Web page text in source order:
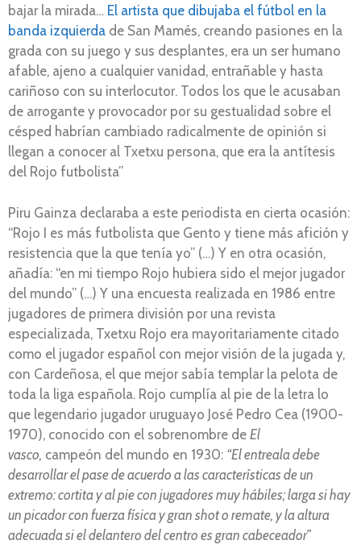
bajar la mirada… El artista que dibujaba el fútbol en la
banda izquierda de San Mamés, creando pasiones en la
grada con su juego y sus desplantes, era un ser humano
afable, ajeno a cualquier vanidad, entrañable y hasta
cariñoso con su interlocutor. Todos los que le acusaban
de arrogante y provocador por su gestualidad sobre el
césped habrían cambiado radicalmente de opinión si
llegan a conocer al Txetxu persona, que era la antítesis
del Rojo futbolista”
Piru Gainza declaraba a este periodista en cierta ocasión:
“Rojo I es más futbolista que Gento y tiene más afición y
resistencia que la que tenía yo” (…) Y en otra ocasión,
añadía: “en mi tiempo Rojo hubiera sido el mejor jugador
del mundo” (…) Y una encuesta realizada en 1986 entre
jugadores de primera división por una revista
especializada, Txetxu Rojo era mayoritariamente citado
como el jugador español con mejor visión de la jugada y,
con Cardeñosa, el que mejor sabía templar la pelota de
toda la liga española. Rojo cumplía al pie de la letra lo
que legendario jugador uruguayo José Pedro Cea (1900-
1970), conocido con el sobrenombre de El
vasco, campeón del mundo en 1930: “El entreala debe
desarrollar el pase de acuerdo a las características de un
extremo: cortita y al pie con jugadores muy hábiles; larga si hay
un picador con fuerza física y gran shot o remate, y la altura
adecuada si el delantero del centro es gran cabeceador”